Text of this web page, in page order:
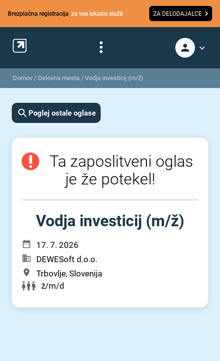
Brezplačna registracija za vse iskalce služb ZA DELODAJALCE
Domov / Delovna mesta / Vodja investicij (m/ž)
Poglej ostale oglase
Ta zaposlitveni oglas
je že potekel!
Vodja investicij (m⁠/⁠ž)
17. 7. 2026
DEWESoft d.o.o.
Trbovlje, Slovenija
ž/m/d